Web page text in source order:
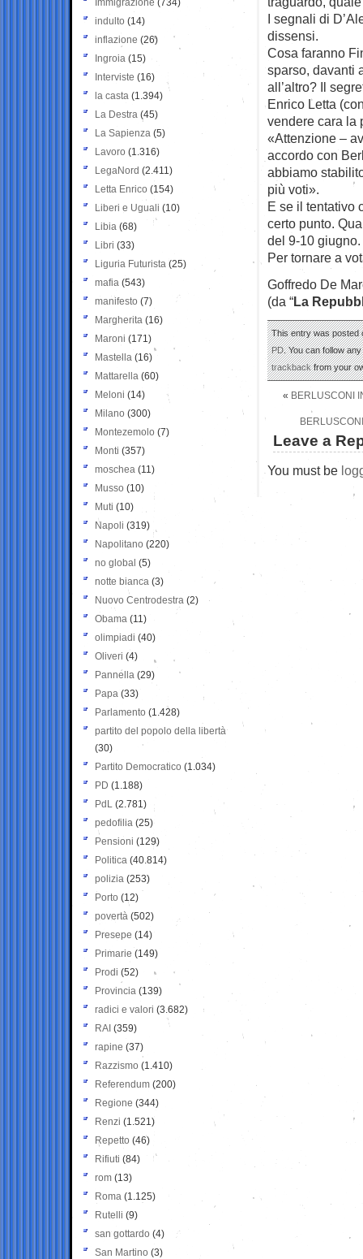
I segnali di
dissensi.
Cosa faranno
sparso, davanti
all’altro? Il
Enrico Letta
vendere cara la
«Attenzione –
accordo con
abbiamo
più voti».
E se il tentativo
certo punto.
del 9-10 giugno.
Per tornare a
Goffredo De
(da “La
This entry was posted
PD. You can follow
trackbackfrom your
« BERLUSCONI
Leave a
You must be
Immigrazione (734)
indulto (14)
inflazione (26)
Ingroia (15)
Interviste (16)
la casta (1.394)
La Destra (45)
La Sapienza (5)
Lavoro (1.316)
LegaNord (2.411)
Letta Enrico (154)
Liberi e Uguali (10)
Libia (68)
Libri (33)
Liguria Futurista (25)
mafia (543)
manifesto (7)
Margherita (16)
Maroni (171)
Mastella (16)
Mattarella (60)
Meloni (14)
Milano (300)
Montezemolo (7)
Monti (357)
moschea (11)
Musso (10)
Muti (10)
Napoli (319)
Napolitano (220)
no global (5)
notte bianca (3)
Nuovo Centrodestra (2)
Obama (11)
olimpiadi (40)
Oliveri (4)
Pannella (29)
Papa (33)
Parlamento (1.428)
partito del popolo della libertà
(30)
Partito Democratico (1.034)
PD (1.188)
PdL (2.781)
pedofilia (25)
Pensioni (129)
Politica (40.814)
polizia (253)
Porto (12)
povertà (502)
Presepe (14)
Primarie (149)
Prodi (52)
Provincia (139)
radici e valori (3.682)
RAI (359)
rapine (37)
Razzismo (1.410)
Referendum (200)
Regione (344)
Renzi (1.521)
Repetto (46)
Rifiuti (84)
rom (13)
Roma (1.125)
Rutelli (9)
san gottardo (4)
San Martino (3)